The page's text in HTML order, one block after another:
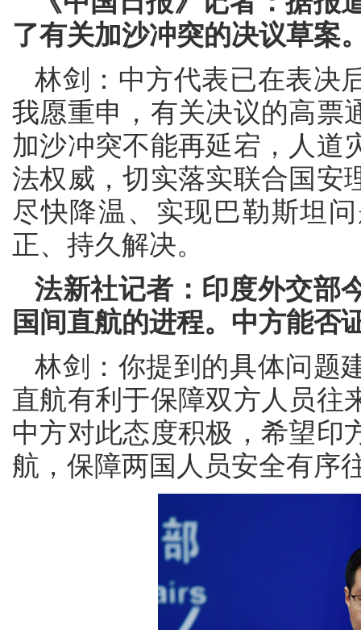
了有关加沙冲突的决议草案
林剑：中方代表已在表决
我愿重申，有关决议的高票
加沙冲突不能再延宕，人道
法权威，切实落实联合国安
尽快降温、实现巴勒斯坦
正、持久解决。
法新社记者：印度外交部
国间直航的进程。中方能否
林剑：你提到的具体问题
直航有利于保障双方人员往
中方对此态度积极，希望印
航，保障两国人员安全有序